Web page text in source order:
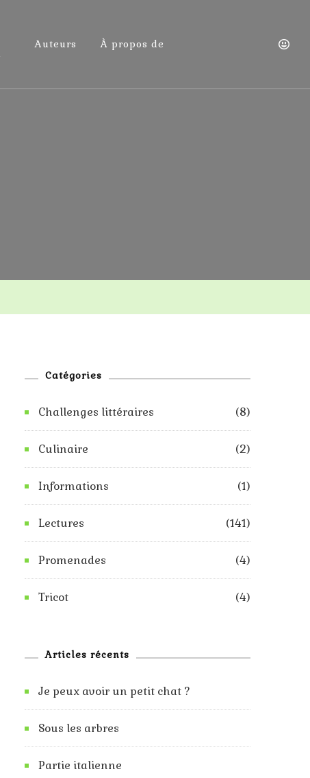
Auteurs À propos de
Catégories
Challenges littéraires (8)
Culinaire (2)
Informations (1)
Lectures (141)
Promenades (4)
Tricot (4)
Articles récents
Je peux avoir un petit chat ?
Sous les arbres
Partie italienne